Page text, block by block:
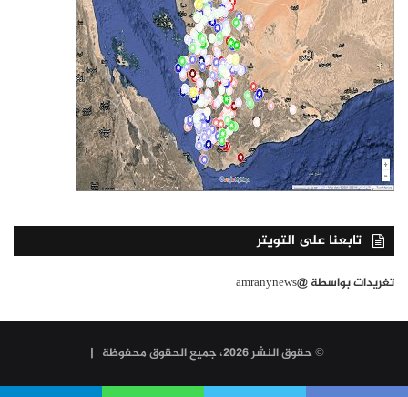
تابعنا على التويتر
تغريدات بواسطة @amranynews
© حقوق النشر 2026، جميع الحقوق محفوظة |